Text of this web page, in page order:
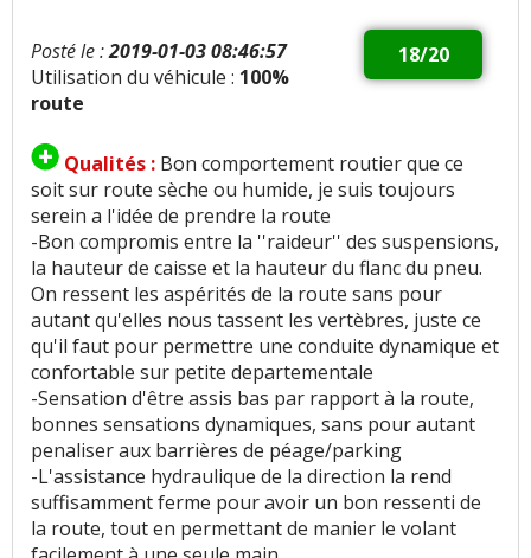
18/20
Posté le :2019-01-03 08:46:57
Utilisation du véhicule : 100%
route
Qualités : Bon comportement routier que ce
soit sur route sèche ou humide, je suis toujours
serein a l'idée de prendre la route
-Bon compromis entre la ''raideur'' des suspensions,
la hauteur de caisse et la hauteur du flanc du pneu.
On ressent les aspérités de la route sans pour
autant qu'elles nous tassent les vertèbres, juste ce
qu'il faut pour permettre une conduite dynamique et
confortable sur petite departementale
-Sensation d'être assis bas par rapport à la route,
bonnes sensations dynamiques, sans pour autant
penaliser aux barrières de péage/parking
-L'assistance hydraulique de la direction la rend
suffisamment ferme pour avoir un bon ressenti de
la route, tout en permettant de manier le volant